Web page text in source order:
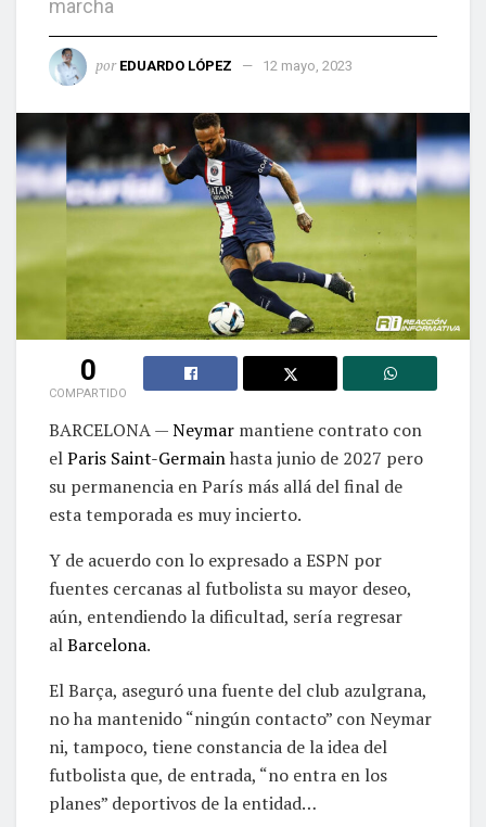
marcha
por EDUARDO LÓPEZ 12 mayo, 2023
0
COMPARTIDO
BARCELONA —Neymar mantiene contrato con
elParis Saint-Germainhasta junio de 2027 pero
su permanencia en París más allá del final de
esta temporada es muy incierto.
Y de acuerdo con lo expresado a ESPN por
fuentes cercanas al futbolista su mayor deseo,
aún, entendiendo la dificultad, sería regresar
alBarcelona.
El Barça, aseguró una fuente del club azulgrana,
no ha mantenido “ningún contacto” con Neymar
ni, tampoco, tiene constancia de la idea del
futbolista que, de entrada, “no entra en los
planes” deportivos de la entidad…